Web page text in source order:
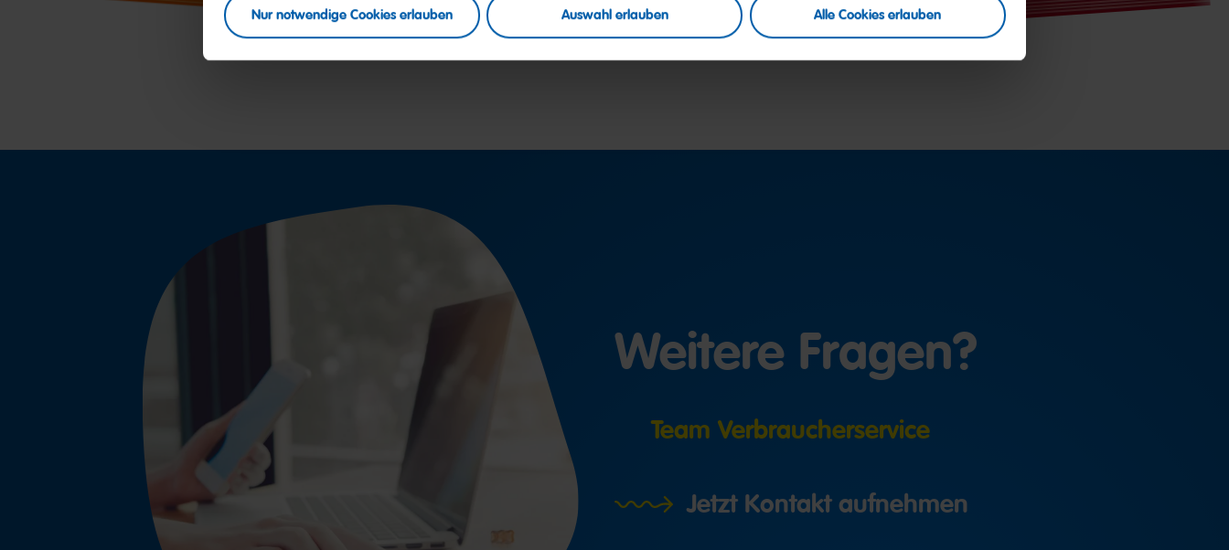
Nur notwendige Cookies erlauben Auswahl erlauben Alle Cookies erlauben
Weitere Fragen?
Team Verbraucherservice
Jetzt Kontakt aufnehmen